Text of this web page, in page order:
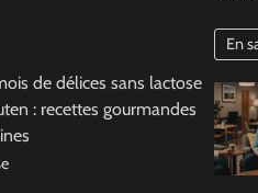
de délices sans lactose
: recettes gourmandes
En